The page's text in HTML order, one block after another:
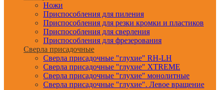
Ножи
Приспособления для пиления
Приспособления для резки кромки и пластиков
Приспособления для сверления
Приспособления для фрезерования
Сверла присадочные
Сверла присадочные "глухие" RH-LH
Сверла присадочные "глухие" XTREME
Сверла присадочные "глухие" монолитные
Сверла присадочные "глухие". Левое вращение